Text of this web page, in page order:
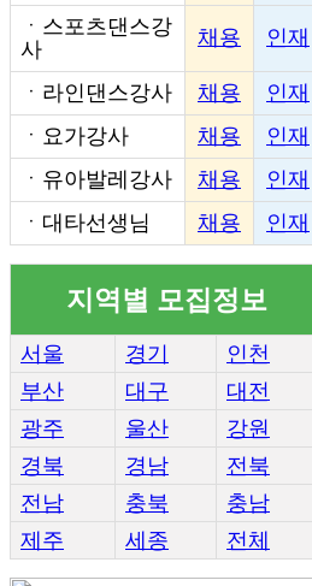
ㆍ 스포츠댄스강
사
채용 인재
ㆍ 라인댄스강사 채용
인재
ㆍ 요가강사 채용
인재
ㆍ 유아발레강사 채용
인재
ㆍ 대타선생님 채용 인재
지역별 모집정보
서울 경기
인천
부산
대구
대전
광주
울산
강원
경북
경남
전북
전남
충북
충남
제주
세종 전체